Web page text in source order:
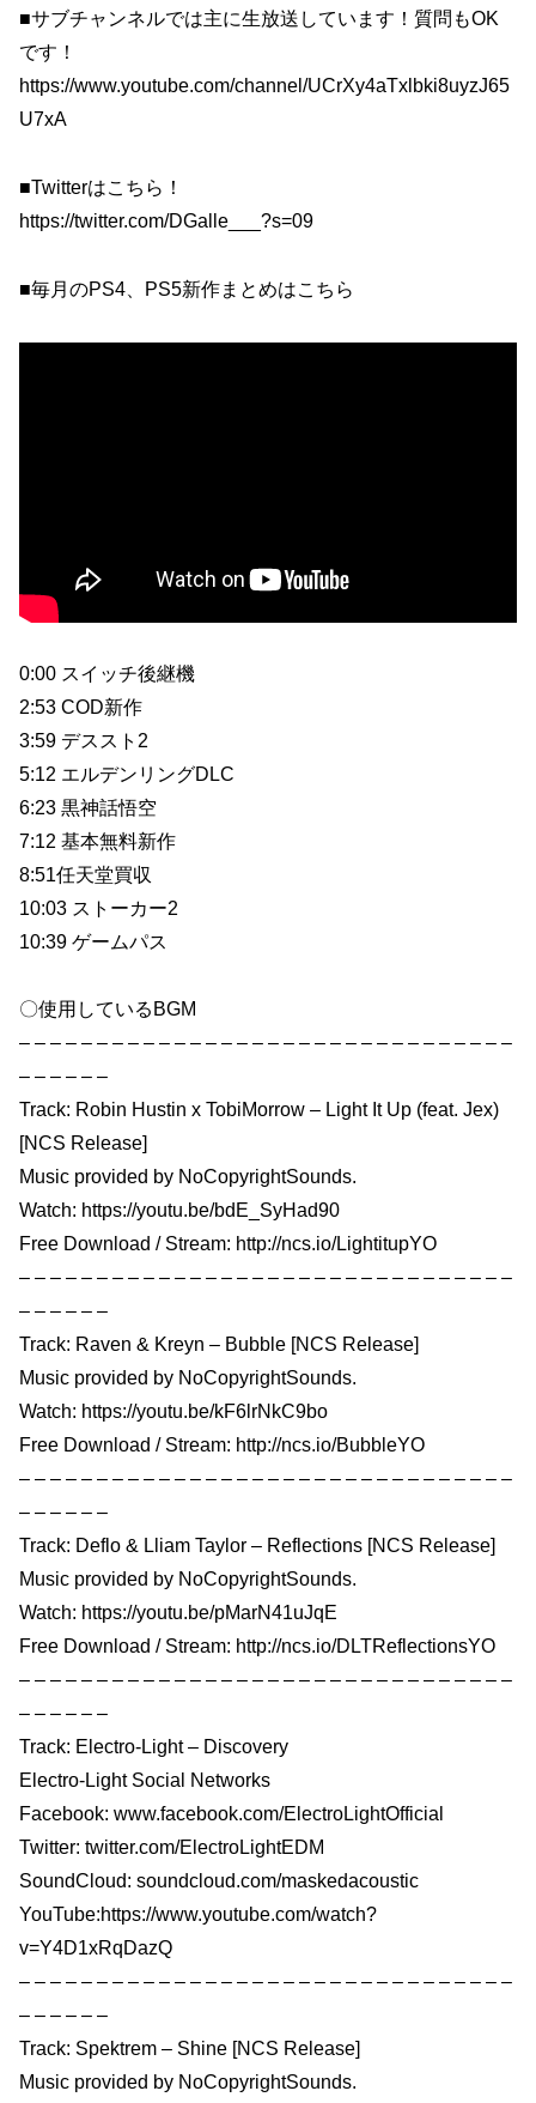
■サブチャンネルでは主に生放送しています！質問もOK
です！
https://www.youtube.com/channel/UCrXy4aTxlbki8uyzJ65
U7xA
■Twitterはこちら！
https://twitter.com/DGalle___?s=09
■毎月のPS4、PS5新作まとめはこちら
0:00 スイッチ後継機
2:53 COD新作
3:59 デススト2
5:12 エルデンリングDLC
6:23 黒神話悟空
7:12 基本無料新作
8:51任天堂買収
10:03 ストーカー2
10:39 ゲームパス
〇使用しているBGM
– – – – – – – – – – – – – – – – – – – – – – – – – – – – – – – –
– – – – – –
Track: Robin Hustin x TobiMorrow – Light It Up (feat. Jex)
[NCS Release]
Music provided by NoCopyrightSounds.
Watch: https://youtu.be/bdE_SyHad90
Free Download / Stream: http://ncs.io/LightitupYO
– – – – – – – – – – – – – – – – – – – – – – – – – – – – – – – –
– – – – – –
Track: Raven & Kreyn – Bubble [NCS Release]
Music provided by NoCopyrightSounds.
Watch: https://youtu.be/kF6lrNkC9bo
Free Download / Stream: http://ncs.io/BubbleYO
– – – – – – – – – – – – – – – – – – – – – – – – – – – – – – – –
– – – – – –
Track: Deflo & Lliam Taylor – Reflections [NCS Release]
Music provided by NoCopyrightSounds.
Watch: https://youtu.be/pMarN41uJqE
Free Download / Stream: http://ncs.io/DLTReflectionsYO
– – – – – – – – – – – – – – – – – – – – – – – – – – – – – – – –
– – – – – –
Track: Electro-Light – Discovery
Electro-Light Social Networks
Facebook: www.facebook.com/ElectroLightOfficial
Twitter: twitter.com/ElectroLightEDM
SoundCloud: soundcloud.com/maskedacoustic
YouTube:https://www.youtube.com/watch?
v=Y4D1xRqDazQ
– – – – – – – – – – – – – – – – – – – – – – – – – – – – – – – –
– – – – – –
Track: Spektrem – Shine [NCS Release]
Music provided by NoCopyrightSounds.